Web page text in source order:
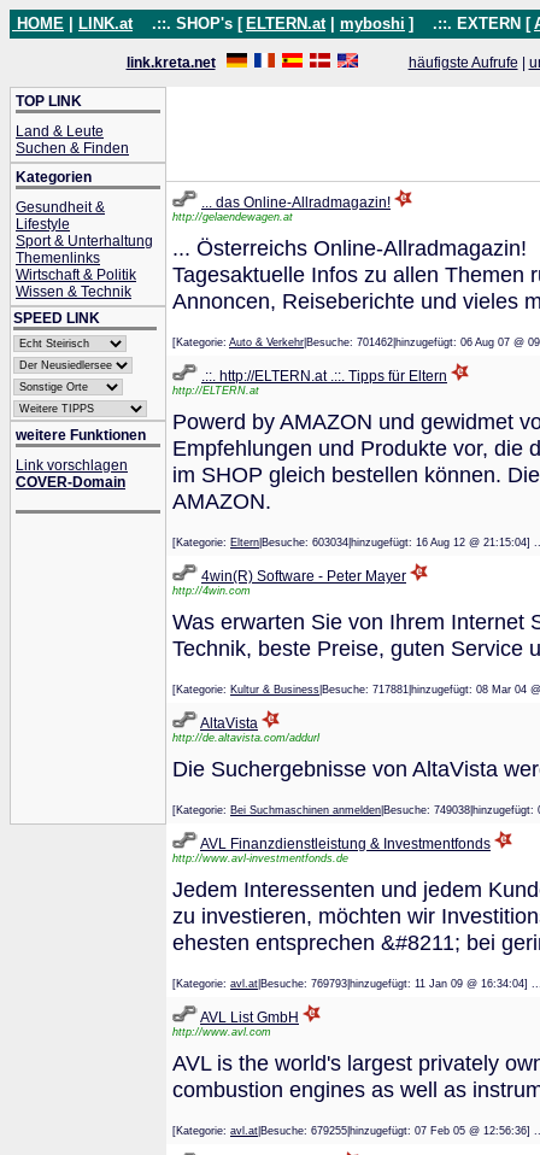
HOME LINK.at .::. SHOP's [ ELTERN.at myboshi ] .::. EXTERN [
link.kreta.net häufigste Aufrufe
TOP LINK
Land & Leute
Suchen & Finden
Kategorien
Gesundheit &
Lifestyle
Sport & Unterhaltung
Themenlinks
Wirtschaft & Politik
Wissen & Technik
SPEED LINK
weitere Funktionen
Link vorschlagen
COVER-Domain
... das Online-Allradmagazin!
http://gelaendewagen.at
... Österreichs Online-Allradmagazin!
Tagesaktuelle Infos zu allen Themen
Annoncen, Reiseberichte und vieles
[Kategorie: Auto & Verkehr |Besuche: 701462|hinzugefügt: 06 Aug
.::. http://ELTERN.at .::. Tipps für Eltern
http://ELTERN.at
Powerd by AMAZON und gewidmet
Empfehlungen und Produkte vor, die
im SHOP gleich bestellen können.
AMAZON.
[Kategorie: Eltern |Besuche: 603034|hinzugefügt: 16 Aug 12 @
4win(R) Software - Peter Mayer
http://4win.com
Was erwarten Sie von Ihrem Internet
Technik, beste Preise, guten Service
[Kategorie: Kultur & Business |Besuche: 717881|hinzugefügt: 08
AltaVista
http://de.altavista.com/addurl
Die Suchergebnisse von AltaVista
[Kategorie: Bei Suchmaschinen anmelden |Besuche:
AVL Finanzdienstleistung & Investmentfonds
http://www.avl-investmentfonds.de
Jedem Interessenten und jedem
zu investieren, möchten wir
ehesten entsprechen &#8211; bei
[Kategorie: avl.at |Besuche: 769793|hinzugefügt: 11 Jan 09 @
AVL List GmbH
http://www.avl.com
AVL is the world's largest privately
combustion engines as well as
[Kategorie: avl.at |Besuche: 679255|hinzugefügt: 07 Feb 05 @